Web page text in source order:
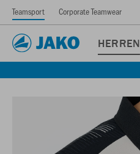
Teamsport Corporate Teamwear
HERREN